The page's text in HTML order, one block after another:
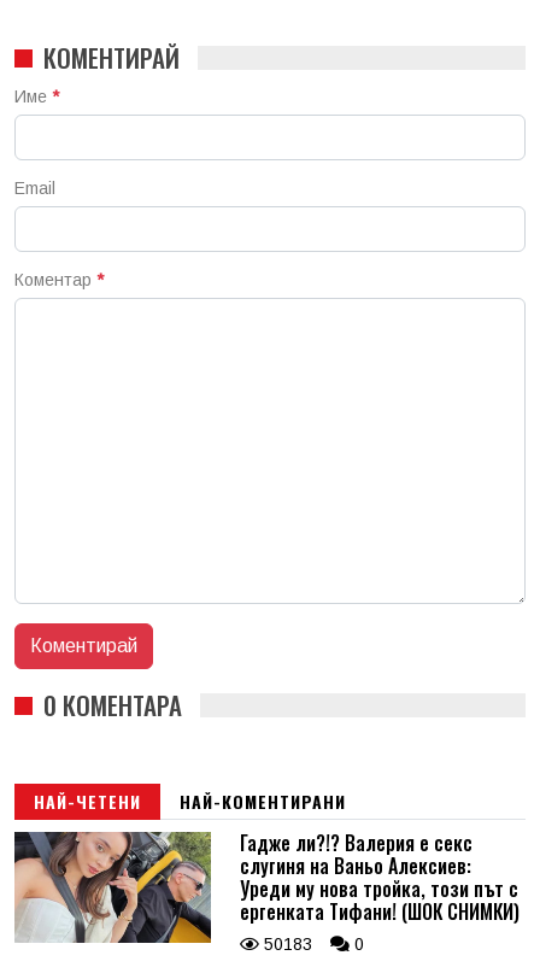
КОМЕНТИРАЙ
Име *
Email
Коментар *
0 КОМЕНТАРА
НАЙ-ЧЕТЕНИ НАЙ-КОМЕНТИРАНИ
Гадже ли?!? Валерия е секс
слугиня на Ваньо Алексиев:
Уреди му нова тройка, този път с
ергенката Тифани! (ШОК СНИМКИ)
50183 0